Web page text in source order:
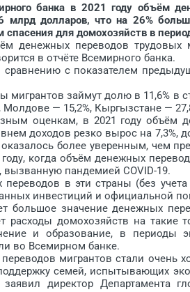
банка в 2021 году объём
млрд долларов, что на 26%
для домохозяйств в
переводов трудовых
в отчёте Всемирного банка.
с показателем
мигрантов займут долю в 11,6% в
Молдове — 15,2%, Кыргызстане —
оценкам, в 2021 году объём
доходов резко вырос на 7,3%,
более уверенным, чем
когда объём денежных
вызванную пандемией COVID-19.
в эти страны (без учета
инвестиций и официальной
значение денежных
расходы домохозяйств на такие
и образование, в периоды
во Всемирном банке.
мигрантов стали очень
семей, испытывающих
заявил директор Департамента